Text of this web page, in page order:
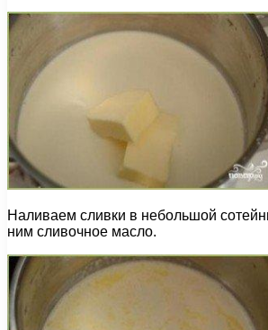
Наливаем сливки в небольшой
ним сливочное масло.